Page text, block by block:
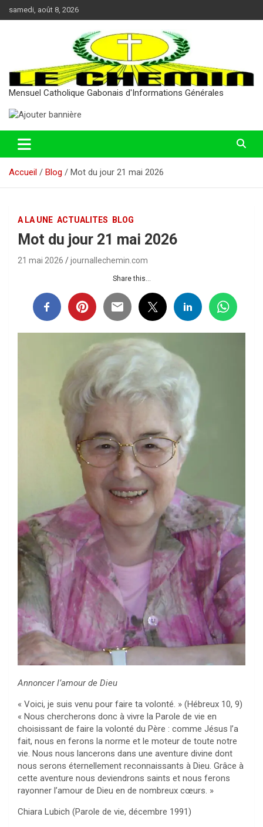
au
samedi, août 8, 2026
Mensuel Catholique Gabonais d'Informations Générales
Accueil Blog Mot du jour 21 mai 2026
A LA UNE ACTUALITES BLOG
Mot du jour 21 mai 2026
21 mai 2026 journallechemin.com
Share this...
Annoncer l’amour de Dieu
« Voici, je suis venu pour faire ta volonté. » (Hébreux 10, 9)
« Nous chercherons donc à vivre la Parole de vie en
choisissant de faire la volonté du Père : comme Jésus l’a
fait, nous en ferons la norme et le moteur de toute notre
vie. Nous nous lancerons dans une aventure divine dont
nous serons éternellement reconnaissants à Dieu. Grâce à
cette aventure nous deviendrons saints et nous ferons
rayonner l’amour de Dieu en de nombreux cœurs. »
Chiara Lubich (Parole de vie, décembre 1991)